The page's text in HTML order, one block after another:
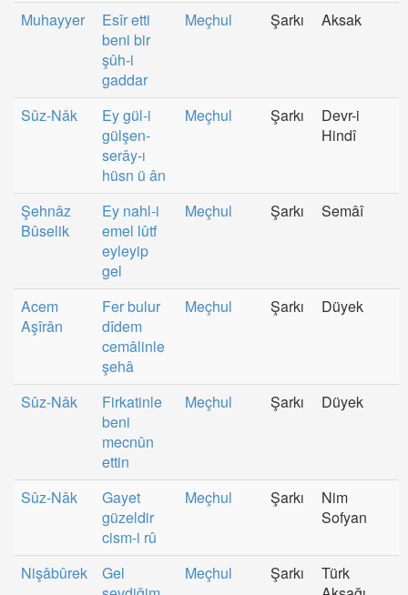
Muhayyer
Esîr etti
beni bir
şûh-i
gaddar
Meçhul Şarkı Aksak
Sûz-Nâk
Ey gül-i
gülşen-
serây-ı
hüsn ü ân
Meçhul Şarkı
Devr-i
Hindî
Şehnâz
Bûselik
Ey nahl-i
emel lûtf
eyleyip
gel
Meçhul Şarkı Semâî
Acem
Aşîrân
Fer bulur
dîdem
cemâlinle
şehâ
Meçhul Şarkı Düyek
Sûz-Nâk
Firkatinle
beni
mecnûn
ettin
Meçhul Şarkı Düyek
Sûz-Nâk
Gayet
güzeldir
cism-i rû
Meçhul Şarkı
Nim
Sofyan
Nişâbûrek
Gel
Meçhul Şarkı
Türk